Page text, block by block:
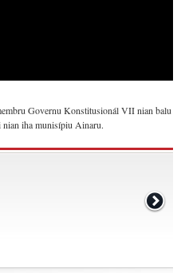
Governu Konstitusionál VII nian balu
nian iha munisípiu Ainaru.